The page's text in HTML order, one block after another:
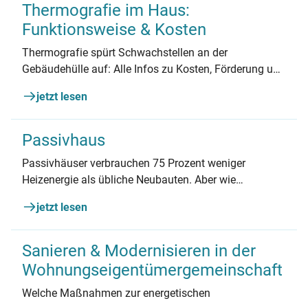
Thermografie im Haus:
Funktionsweise & Kosten
Thermografie spürt Schwachstellen an der
Gebäudehülle auf: Alle Infos zu Kosten, Förderung und
jetzt lesen
Passivhaus
Passivhäuser verbrauchen 75 Prozent weniger
Heizenergie als übliche Neubauten. Aber wie
Funktionsweise, Energiestandards, Kosten und
Förderung von Passivhäusern.
jetzt lesen
Sanieren & Modernisieren in der
Wohnungs­eigentümer­gemeinschaft
Welche Maßnahmen zur energetischen